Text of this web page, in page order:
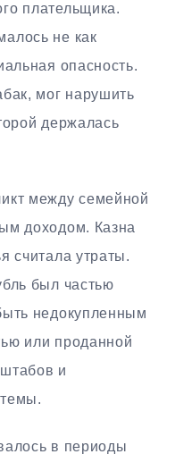
плательщика.
не как
опасность.
мог нарушить
держалась
между семейной
доходом. Казна
считала утраты.
был частью
недокупленным
или проданной
и
в периоды